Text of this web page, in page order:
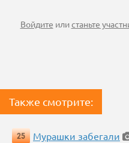
Войдите илистаньте
Также смотрите:
25 Мурашки забегали